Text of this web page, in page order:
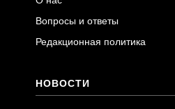
Вопросы и ответы
Редакционная политика
НОВОСТИ